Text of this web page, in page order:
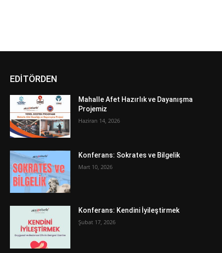
EDİTÖRDEN
Mahalle Afet Hazırlık ve Dayanışma
Projemiz
Haziran 14, 2026
Konferans: Sokrates ve Bilgelik
Mart 10, 2026
Konferans: Kendini İyileştirmek
Şubat 17, 2026